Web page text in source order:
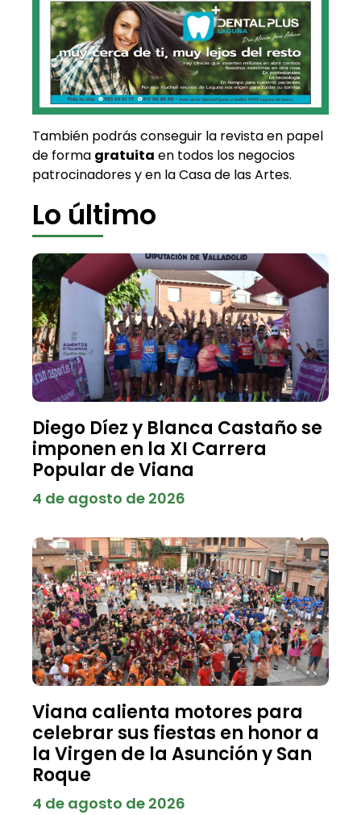
También podrás conseguir la revista en papel
de forma gratuita en todos los negocios
patrocinadores y en la Casa de las Artes.
Lo último
Diego Díez y Blanca Castaño se
imponen en la XI Carrera
Popular de Viana
4 de agosto de 2026
Viana calienta motores para
celebrar sus fiestas en honor a
la Virgen de la Asunción y San
Roque
4 de agosto de 2026